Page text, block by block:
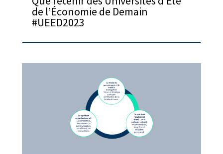
de l’Économie de Demain
#UEED2023